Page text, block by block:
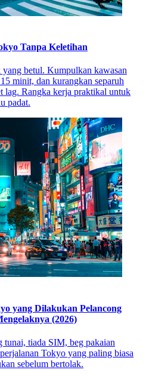
Tanpa Keletihan
yang betul. Kumpulkan kawasan
minit, dan kurangkan separuh
lag. Rangka kerja praktikal untuk
padat.
yang Dilakukan Pelancong
(2026)
tunai, tiada SIM, beg pakaian
Tokyo yang paling biasa
sebelum bertolak.